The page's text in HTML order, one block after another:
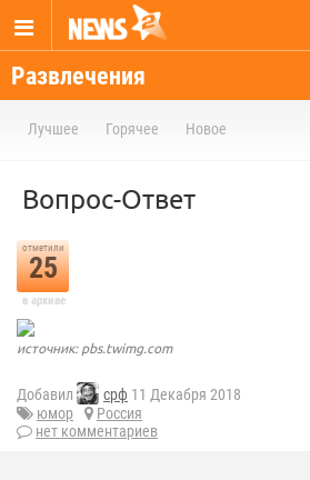
Развлечения
Лучшее Горячее Новое
Вопрос-Ответ
отметили
25
в архиве
источник: pbs.twimg.com
Добавил срф 11 Декабря 2018
юмор
Россия
нет комментариев